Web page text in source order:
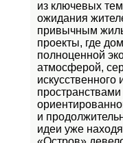
из ключевых
ожидания
привычным
проекты, где
полноценной
атмосферой,
и
идеи уже